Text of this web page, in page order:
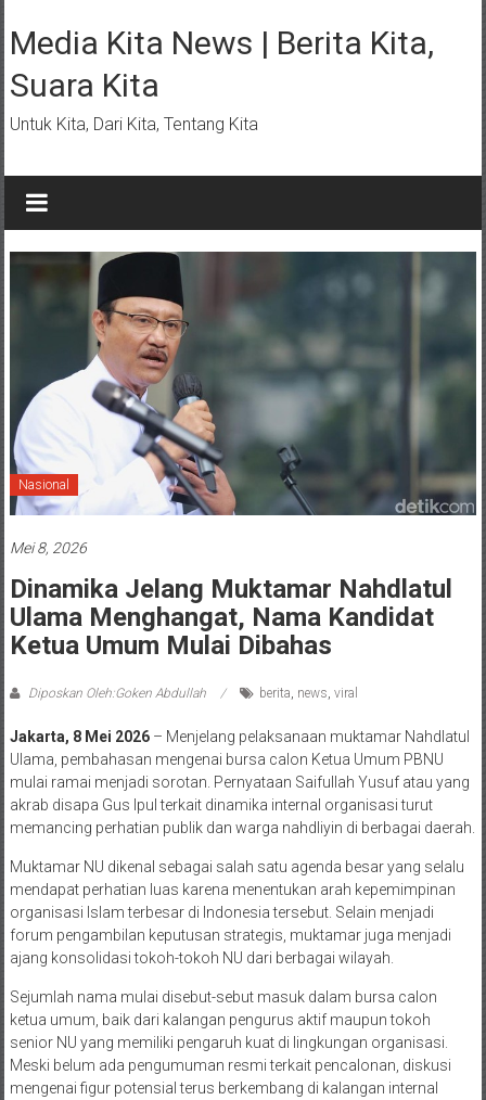
ke
konten
Media Kita News | Berita Kita,
Suara Kita
Untuk Kita, Dari Kita, Tentang Kita
Nasional
Mei 8, 2026
Dinamika Jelang Muktamar Nahdlatul
Ulama Menghangat, Nama Kandidat
Ketua Umum Mulai Dibahas
Diposkan Oleh:Goken Abdullah berita news viral
Jakarta, 8 Mei 2026– Menjelang pelaksanaan muktamar Nahdlatul
Ulama, pembahasan mengenai bursa calon Ketua Umum PBNU
mulai ramai menjadi sorotan. Pernyataan Saifullah Yusuf atau yang
akrab disapa Gus Ipul terkait dinamika internal organisasi turut
memancing perhatian publik dan warga nahdliyin di berbagai daerah.
Muktamar NU dikenal sebagai salah satu agenda besar yang selalu
mendapat perhatian luas karena menentukan arah kepemimpinan
organisasi Islam terbesar di Indonesia tersebut. Selain menjadi
forum pengambilan keputusan strategis, muktamar juga menjadi
ajang konsolidasi tokoh-tokoh NU dari berbagai wilayah.
Sejumlah nama mulai disebut-sebut masuk dalam bursa calon
ketua umum, baik dari kalangan pengurus aktif maupun tokoh
senior NU yang memiliki pengaruh kuat di lingkungan organisasi.
Meski belum ada pengumuman resmi terkait pencalonan, diskusi
mengenai figur potensial terus berkembang di kalangan internal